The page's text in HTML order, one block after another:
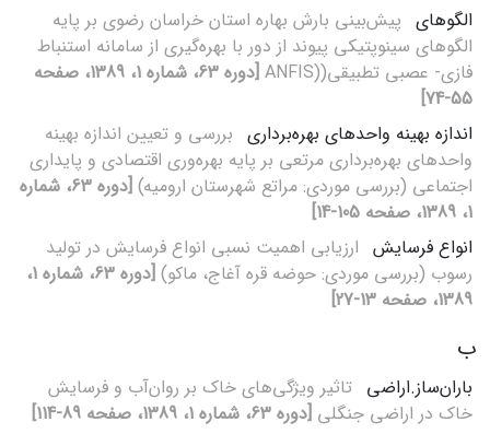
الگوهای پیش‌بینی بارش بهاره استان خراسان رضوی بر پایه
الگوهای سینوپتیکی پیوند از دور با بهره‌گیری از سامانه استنباط
فازی- عصبی تطبیقی((ANFIS
[دوره 63، شماره 1، 1389، صفحه
55-74]
اندازه بهینه واحدهای بهره‌برداری بررسی و تعیین اندازه بهینه
واحدهای بهره‌برداری مرتعی بر پایه بهره‌وری اقتصادی و پایداری
اجتماعی (بررسی موردی: مراتع شهرستان ارومیه)
[دوره 63، شماره
1، 1389، صفحه 105-14]
انواع فرسایش ارزیابی اهمیت نسبی انواع فرسایش در تولید
رسوب (بررسی موردی: حوضه قره آغاج، ماکو)
[دوره 63، شماره 1،
1389، صفحه 13-27]
ب
باران‌ساز.اراضی تاثیر ویژگی‌های خاک بر روان‌آب و فرسایش
خاک در اراضی جنگلی [دوره 63، شماره 1، 1389، صفحه 89-114]